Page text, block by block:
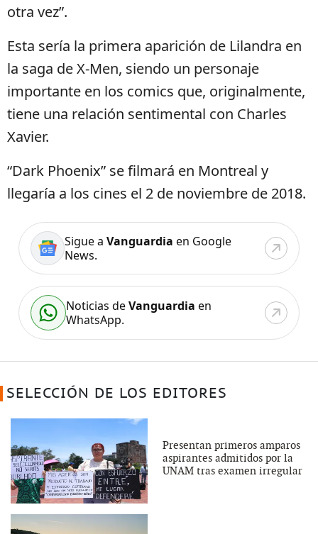
otra vez”.
Esta sería la primera aparición de Lilandra en
la saga de X-Men, siendo un personaje
importante en los comics que, originalmente,
tiene una relación sentimental con Charles
Xavier.
“Dark Phoenix” se filmará en Montreal y
llegaría a los cines el 2 de noviembre de 2018.
Sigue a Vanguardia en Google
News.
Noticias deVanguardia en
WhatsApp.
SELECCIÓN DE LOS EDITORES
Presentan primeros amparos
aspirantes admitidos por la
UNAM tras examen irregular